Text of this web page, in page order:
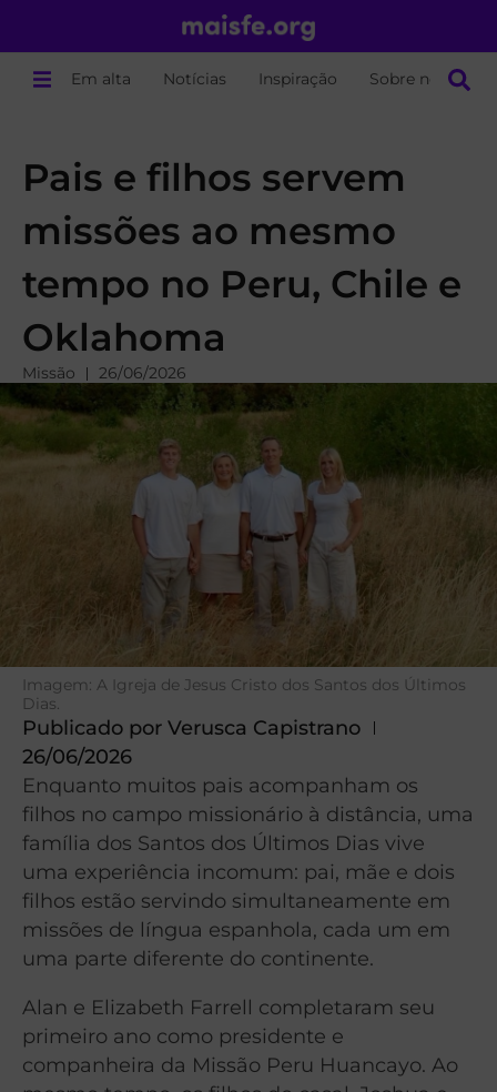
Em alta Notícias Inspiração Sobre nós
Pais e filhos servem
missões ao mesmo
tempo no Peru, Chile e
Oklahoma
Missão 26/06/2026
Imagem: A Igreja de Jesus Cristo dos Santos dos Últimos
Dias.
Publicado por Verusca Capistrano
26/06/2026
Enquanto muitos pais acompanham os
filhos no campo missionário à distância, uma
família dos Santos dos Últimos Dias vive
uma experiência incomum: pai, mãe e dois
filhos estão servindo simultaneamente em
missões de língua espanhola, cada um em
uma parte diferente do continente.
Alan e Elizabeth Farrell completaram seu
primeiro ano como presidente e
companheira da Missão Peru Huancayo. Ao